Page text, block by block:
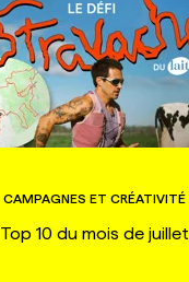
CAMPAGNES ET CRÉATIVITÉ
Top 10 du mois de juillet